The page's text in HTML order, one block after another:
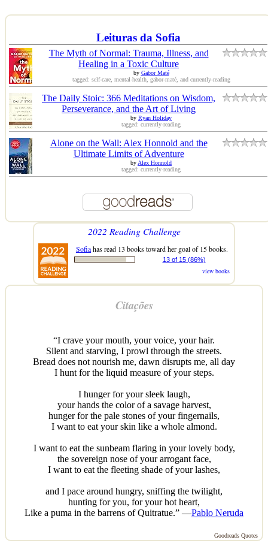
Leituras da Sofia
The Myth of Normal: Trauma, Illness, and
Healing in a Toxic Culture
by Gabor Maté
tagged: self-care, mental-health, gabor-maté, and currently-reading
The Daily Stoic: 366 Meditations on Wisdom,
Perseverance, and the Art of Living
by Ryan Holiday
tagged: currently-reading
Alone on the Wall: Alex Honnold and the
Ultimate Limits of Adventure
byAlex Honnold
tagged: currently-reading
2022 Reading Challenge
Sofiahas read 13 books toward her goal of 15 books.
13 of 15 (86%)
view books
Citações
“I crave your mouth, your voice, your hair.
Silent and starving, I prowl through the streets.
Bread does not nourish me, dawn disrupts me, all day
I hunt for the liquid measure of your steps.
I hunger for your sleek laugh,
your hands the color of a savage harvest,
hunger for the pale stones of your fingernails,
I want to eat your skin like a whole almond.
I want to eat the sunbeam flaring in your lovely body,
the sovereign nose of your arrogant face,
I want to eat the fleeting shade of your lashes,
and I pace around hungry, sniffing the twilight,
hunting for you, for your hot heart,
Like a puma in the barrens of Quitratue.” —Pablo Neruda
Goodreads Quotes